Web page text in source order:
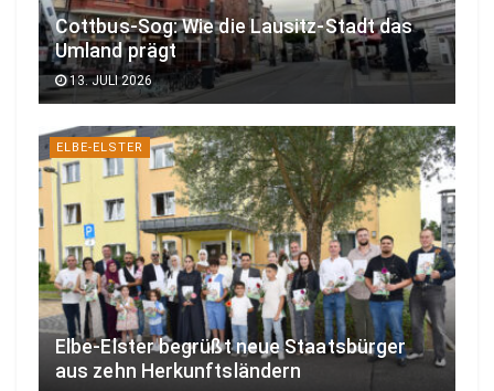
Cottbus-Sog: Wie die Lausitz-Stadt das
Umland prägt
13. JULI 2026
ELBE-ELSTER
Elbe-Elster begrüßt neue Staatsbürger
aus zehn Herkunftsländern